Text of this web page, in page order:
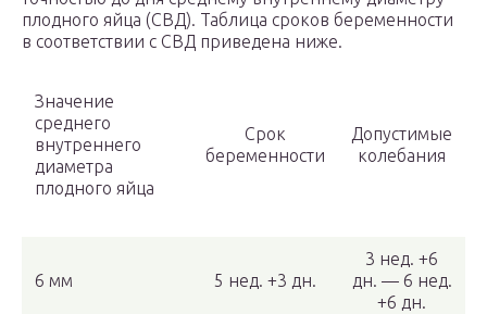
плодного яйца (СВД). Таблица сроков беременности
в соответствии с СВД приведена ниже.
Значение
среднего
внутреннего
диаметра
плодного яйца
Срок
беременности
Допустимые
колебания
6 мм 5 нед. +3 дн.
3 нед. +6
дн. — 6 нед.
+6 дн.